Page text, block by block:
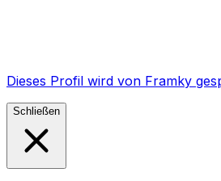
Dieses Profil wird von Framky
Schließen